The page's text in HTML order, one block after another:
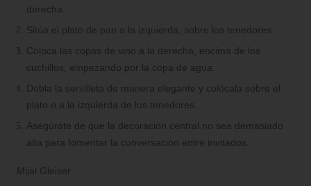
derecha.
Sitúa el plato de pan a la izquierda, sobre los tenedores.
Coloca las copas de vino a la derecha, encima de los
cuchillos, empezando por la copa de agua.
Dobla la servilleta de manera elegante y colócala sobre el
plato o a la izquierda de los tenedores.
Asegúrate de que la decoración central no sea demasiado
alta para fomentar la conversación entre invitados.
Mijal Gleiser